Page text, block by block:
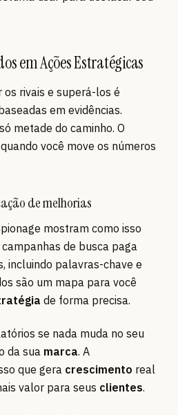
em Ações Estratégicas
rivais e superá-los é
em evidências.
metade do caminho. O
você move os números
de melhorias
mostram como isso
de busca paga
incluindo palavras-chave e
são um mapa para você
de forma precisa.
se nada muda no seu
da sua marca. A
que gera crescimento real
valor para seus clientes.